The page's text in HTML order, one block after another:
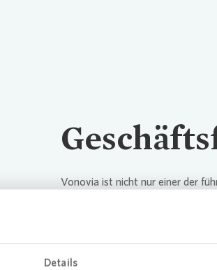
Details
Vonovia ist nicht nur einer der
Hausverwaltung von